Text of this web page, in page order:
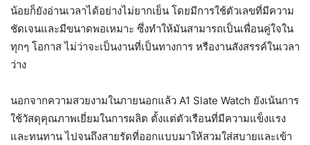
น้อยก็ยังอ่านเวลาได้อย่างไม่ยากเย็น โดยมีการใช้ตัวเลขที่มีความ
ชัดเจนและมีขนาดพอเหมาะ ซึ่งทำให้มันสามารถเป็นเพื่อนคู่ใจใน
ทุกๆ โอกาส ไม่ว่าจะเป็นงานที่เป็นทางการ หรืองานสังสรรค์ในเวลา
ว่าง
นอกจากความสวยงามในภายนอกแล้ว A1 Slate Watch ยังเน้นการ
ใช้วัสดุคุณภาพเยี่ยมในการผลิต ตั้งแต่ตัวเรือนที่มีความแข็งแรง
และทนทาน ไปจนถึงสายรัดที่ออกแบบมาให้สวมใส่สบายและเข้า